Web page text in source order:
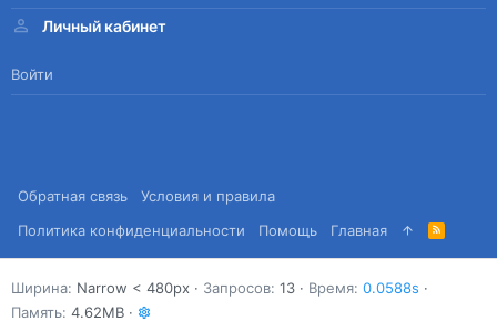
Личный кабинет
Войти
Обратная связь
Условия и правила
Политика конфиденциальности
Помощь Главная
R
S
S
Ширина Запросов 13 Время 0.0588s
Память 4.62MB